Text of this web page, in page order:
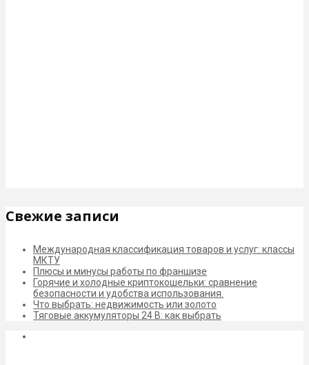
Свежие записи
Международная классификация товаров и услуг: классы
МКТУ
Плюсы и минусы работы по франшизе
Горячие и холодные криптокошельки: сравнение
безопасности и удобства использования.
Что выбрать: недвижимость или золото
Тяговые аккумуляторы 24 В: как выбрать